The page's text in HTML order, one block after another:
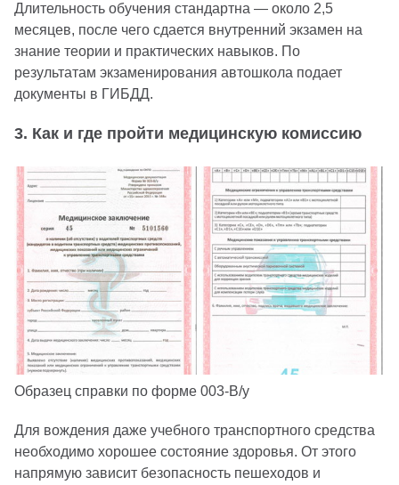
Длительность обучения стандартна — около 2,5
месяцев, после чего сдается внутренний экзамен на
знание теории и практических навыков. По
результатам экзаменирования автошкола подает
документы в ГИБДД.
3. Как и где пройти медицинскую комиссию
Образец справки по форме 003-В/у
Для вождения даже учебного транспортного средства
необходимо хорошее состояние здоровья. От этого
напрямую зависит безопасность пешеходов и